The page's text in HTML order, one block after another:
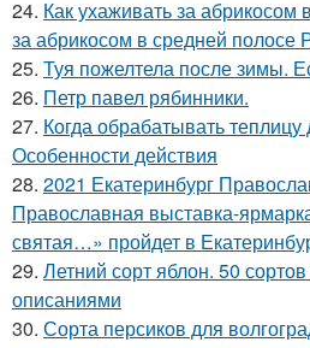
24. Как ухаживать за абрикосом
за абрикосом в средней полосе
25. Туя пожелтела после зимы.
26. Петр павел рябинники.
27. Когда обрабатывать
Особенности действия
28. 2021 Екатеринбург
Православная выставка-
святая…» пройдет в
29. Летний сорт яблон. 50
описаниями
30. Сорта персиков для